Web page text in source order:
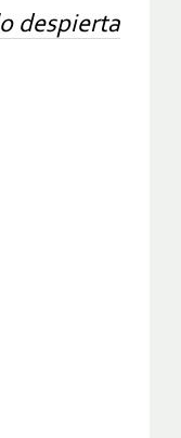
despierta